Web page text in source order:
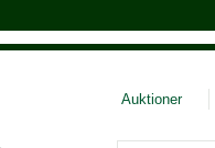
Auktioner